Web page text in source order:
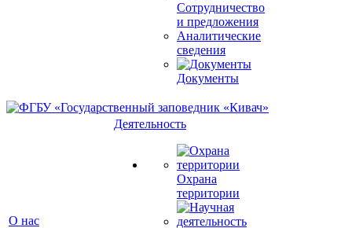
Сотрудничество
и предложения
Аналитические
сведения
Документы
О нас
Деятельность
Охрана
территории